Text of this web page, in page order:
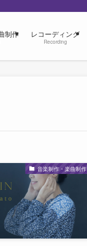
制作 レコーディング
Recording
音楽制作・楽曲制作